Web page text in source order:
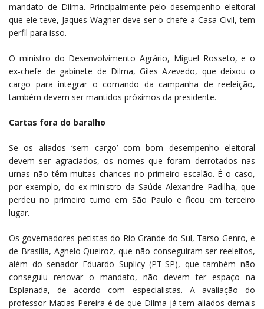
mandato de Dilma. Principalmente pelo desempenho eleitoral
que ele teve, Jaques Wagner deve ser o chefe a Casa Civil, tem
perfil para isso.
O ministro do Desenvolvimento Agrário, Miguel Rosseto, e o
ex-chefe de gabinete de Dilma, Giles Azevedo, que deixou o
cargo para integrar o comando da campanha de reeleição,
também devem ser mantidos próximos da presidente.
Cartas fora do baralho
Se os aliados ‘sem cargo’ com bom desempenho eleitoral
devem ser agraciados, os nomes que foram derrotados nas
urnas não têm muitas chances no primeiro escalão. É o caso,
por exemplo, do ex-ministro da Saúde Alexandre Padilha, que
perdeu no primeiro turno em São Paulo e ficou em terceiro
lugar.
Os governadores petistas do Rio Grande do Sul, Tarso Genro, e
de Brasília, Agnelo Queiroz, que não conseguiram ser reeleitos,
além do senador Eduardo Suplicy (PT-SP), que também não
conseguiu renovar o mandato, não devem ter espaço na
Esplanada, de acordo com especialistas. A avaliação do
professor Matias-Pereira é de que Dilma já tem aliados demais